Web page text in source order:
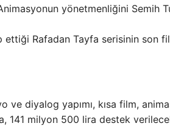
yönetmenliğini Semih
Rafadan Tayfa serisinin son
ve diyalog yapımı, kısa film,
141 milyon 500 lira destek